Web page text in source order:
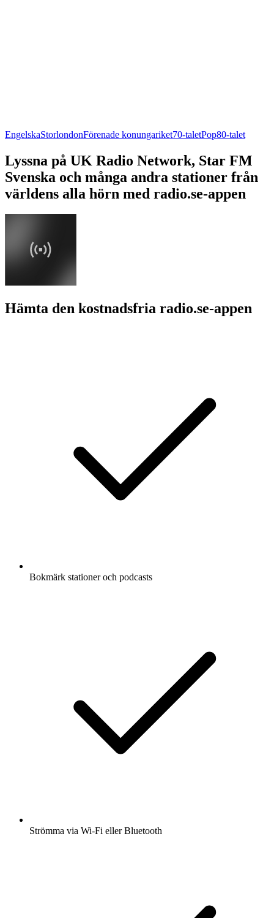
EngelskaStorlondonFörenade konungariket70-taletPop80-talet
Lyssna på UK Radio Network, Star FM
Svenska och många andra stationer från
världens alla hörn med radio.se-appen
Hämta den kostnadsfria radio.se-appen
Bokmärk stationer och podcasts
Strömma via Wi-Fi eller Bluetooth